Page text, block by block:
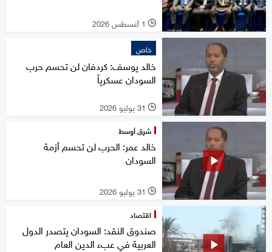
l 1 أغسطس 2026
خاص
خالد يوسف: كردفان لن تحسم حرب
السودان عسكرياً
l 31 يوليو 2026
شرق أوسط
خالد عمر: الحرب لن تحسم أزمة
السودان
l 31 يوليو 2026
اقتصاد
صندوق النقد: السودان يتصدر الدول
العربية في عبء الدين العام